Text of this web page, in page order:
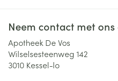
Neem contact met ons
Apotheek De Vos
Wilselsesteenweg 142
3010 Kessel-lo